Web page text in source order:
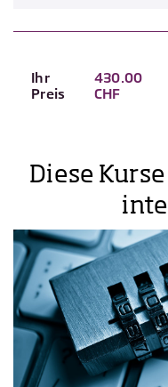
Ihr
Preis
430.00
CHF
Diese